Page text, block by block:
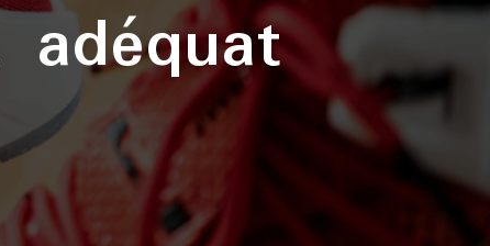
adéquat